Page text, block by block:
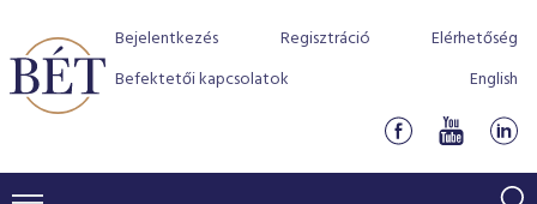
Bejelentkezés Regisztráció
Elérhetőség
Befektetői kapcsolatok
English